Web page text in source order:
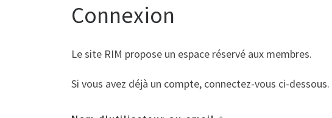
Connexion
Le site RIM propose un espace réservé aux membres.
Si vous avez déjà un compte, connectez-vous ci-